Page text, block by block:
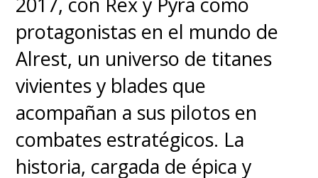
Aunque no esté en su mejor
momento, no es una pelea de la
cual pueda escapar. No necesita
a sus "amigos especiales".
es una batalla personal y
debe darla solo.
protagonistas en el mundo de
Alrest, un universo de titanes
vivientes y blades que
acompañan a sus pilotos en
combates estratégicos. La
historia, cargada de épica y